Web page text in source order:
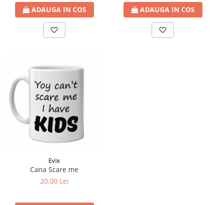
ADAUGA IN COS ADAUGA IN COS
Evix
Cana Scare me
20,00 Lei